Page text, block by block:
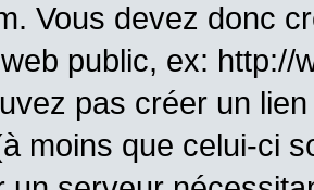
Vous devez donc
public, ex: http://
pas créer un
moins que celui-ci